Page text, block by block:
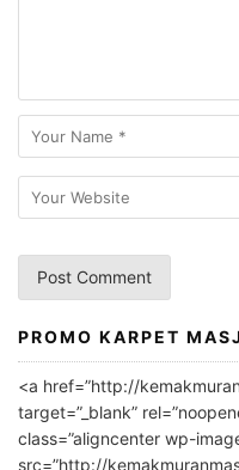
A
l
r
PROMO KARPET
<a href=”http://
target=”_blank”
class=”aligncenter wp-
src=”http://